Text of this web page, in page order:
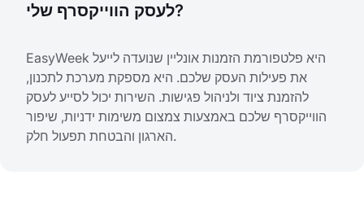
לעסק הווייקסרף שלי?
EasyWeek היא פלטפורמת הזמנות אונליין שנועדה לייעל
את פעילות העסק שלכם. היא מספקת מערכת לתכנון,
להזמנת ציוד ולניהול פגישות. השירות יכול לסייע לעסק
הווייקסרף שלכם באמצעות צמצום משימות ידניות, שיפור
הארגון והבטחת תפעול חלק.